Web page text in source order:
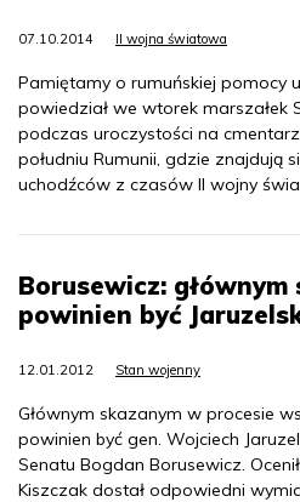
07.10.2014 II wojna światowa
Pamiętamy o rumuńskiej pomocy
powiedział we wtorek marszałek
podczas uroczystości na
południu Rumunii, gdzie znajdują
uchodźców z czasów II wojny
Borusewicz: głównym
powinien być
12.01.2012 Stan wojenny
Głównym skazanym w procesie
powinien być gen. Wojciech
Senatu Bogdan Borusewicz.
Kiszczak dostał odpowiedni